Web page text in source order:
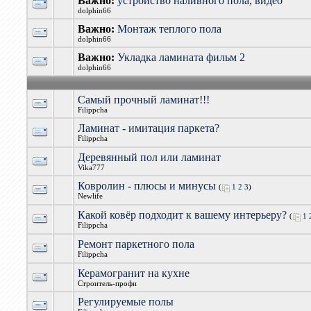
dolphin66
Важно:Монтаж теплого пола
dolphin66
Важно:Укладка ламината фильм 2
dolphin66
Самый прочный ламинат!!!
Filippcha
Ламинат - имитация паркета?
Filippcha
Деревянный пол или ламинат
Vika777
Ковролин - плюсы и минусы ( 1 2 3)
Newlife
Какой ковёр подходит к вашему интерьеру? ( 1
Filippcha
Ремонт паркетного пола
Filippcha
Керамогранит на кухне
Строитель-профи
Регулируемые полы